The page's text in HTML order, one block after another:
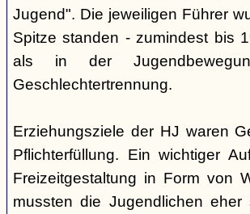
Jugend". Die jeweiligen Führer
Spitze standen - zumindest bis
als in der
Geschlechtertrennung.
Erziehungsziele der HJ waren
Pflichterfüllung. Ein wichtiger
Freizeitgestaltung in Form von
mussten die Jugendlichen eher